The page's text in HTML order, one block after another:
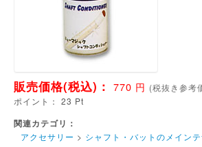
販売価格(税込)： 770 円 (税抜き参考
ポイント： 23 Pt
関連カテゴリ：
アクセサリー > シャフト・バットのメイン